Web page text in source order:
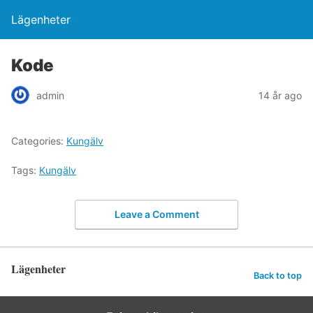
Lägenheter
Kode
admin 14 år ago
Categories: Kungälv
Tags: Kungälv
Leave a Comment
Lägenheter Back to top